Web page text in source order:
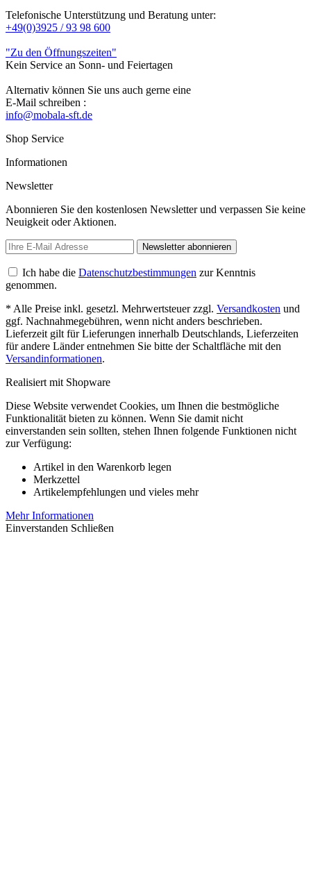
Telefonische Unterstützung und Beratung unter:
+49(0)3925 / 93 98 600
"Zu den Öffnungszeiten"
Kein Service an Sonn- und Feiertagen
Alternativ können Sie uns auch gerne eine
E-Mail schreiben :
info@mobala-sft.de
Shop Service
Informationen
Newsletter
Abonnieren Sie den kostenlosen Newsletter und verpassen Sie keine
Neuigkeit oder Aktionen.
Newsletter abonnieren
Ich habe die Datenschutzbestimmungen zur Kenntnis
genommen.
* Alle Preise inkl. gesetzl. Mehrwertsteuer zzgl. Versandkosten und
ggf. Nachnahmegebühren, wenn nicht anders beschrieben.
Lieferzeit gilt für Lieferungen innerhalb Deutschlands, Lieferzeiten
für andere Länder entnehmen Sie bitte der Schaltfläche mit den
Versandinformationen.
Realisiert mit Shopware
Diese Website verwendet Cookies, um Ihnen die bestmögliche
Funktionalität bieten zu können. Wenn Sie damit nicht
einverstanden sein sollten, stehen Ihnen folgende Funktionen nicht
zur Verfügung:
Artikel in den Warenkorb legen
Merkzettel
Artikelempfehlungen und vieles mehr
Mehr Informationen
Einverstanden Schließen